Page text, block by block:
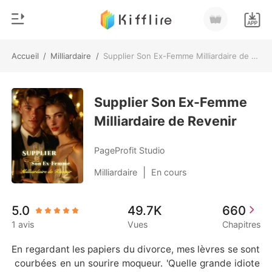
Accueil / Milliardaire / Supplier Son Ex-Femme Milliardaire de Revenir
0
Recharger
Historique
Déconnexion
Télécharger l'appli
Genre
Moderne
Loup-garou
Nouvelle
Milliardaire
Supplier Son Ex-Femme
Milliardaire de Revenir
PageProfit Studio
Milliardaire En cours
5.0
1 avis
49.7K
Vues
660
Chapitres
En regardant les papiers du divorce, mes lèvres se sont
courbées en un sourire moqueur. 'Quelle grande idiote